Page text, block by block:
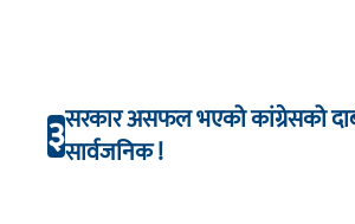
३सरकार असफल भएको कांग्रेसको
सार्वजनिक !